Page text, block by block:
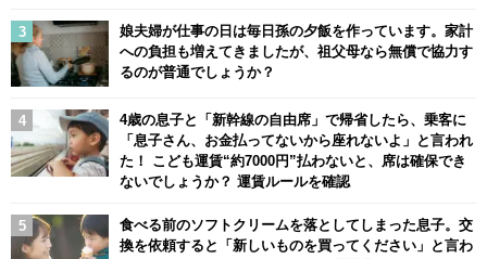
娘夫婦が仕事の日は毎日孫の夕飯を作っています。家計
への負担も増えてきましたが、祖父母なら無償で協力す
るのが普通でしょうか？
4歳の息子と「新幹線の自由席」で帰省したら、乗客に
「息子さん、お金払ってないから座れないよ」と言われ
た！ こども運賃“約7000円”払わないと、席は確保でき
ないでしょうか？ 運賃ルールを確認
食べる前のソフトクリームを落としてしまった息子。交
換を依頼すると「新しいものを買ってください」と言わ